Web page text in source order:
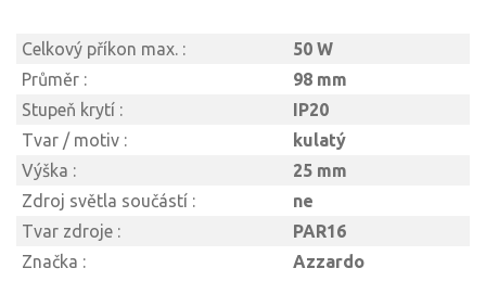
Celkový příkon max. :
50 W
Průměr :
98 mm
Stupeň krytí :
IP20
Tvar / motiv :
kulatý
Výška :
25 mm
Zdroj světla součástí :
ne
Tvar zdroje :
PAR16
Značka :
Azzardo